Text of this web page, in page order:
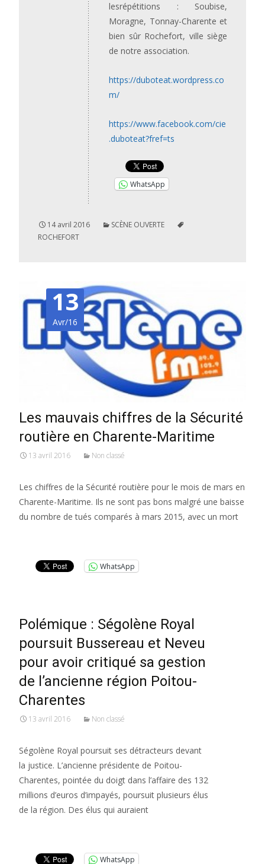
lesrépétitions : Soubise,
Moragne, Tonnay-Charente et
bien sûr Rochefort, ville siège
de notre association.
https://duboteat.wordpress.co
m/
https://www.facebook.com/cie
.duboteat?fref=ts
WhatsApp
14 avril 2016
SCÈNE OUVERTE
ROCHEFORT
13
Avr/16
Les mauvais chiffres de la Sécurité
routière en Charente-Maritime
13 avril 2016 Non classé
Les chiffres de la Sécurité routière pour le mois de mars en
Charente-Maritime. Ils ne sont pas bons malgré une baisse
du nombre de tués comparés à mars 2015, avec un mort
WhatsApp
Polémique : Ségolène Royal
poursuit Bussereau et Neveu
pour avoir critiqué sa gestion
de l’ancienne région Poitou-
Charentes
13 avril 2016 Non classé
Ségolène Royal poursuit ses détracteurs devant
la justice. L’ancienne présidente de Poitou-
Charentes, pointée du doigt dans l’affaire des 132
millions d’euros d’impayés, poursuit plusieurs élus
de la région. Des élus qui auraient
WhatsApp